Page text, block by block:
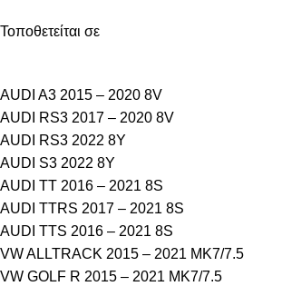
Τοποθετείται σε
AUDI A3 2015 – 2020 8V
AUDI RS3 2017 – 2020 8V
AUDI RS3 2022 8Y
AUDI S3 2022 8Y
AUDI TT 2016 – 2021 8S
AUDI TTRS 2017 – 2021 8S
AUDI TTS 2016 – 2021 8S
VW ALLTRACK 2015 – 2021 MK7/7.5
VW GOLF R 2015 – 2021 MK7/7.5